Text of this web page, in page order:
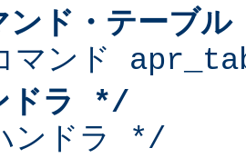
ド・テーブ
マンド
ドラ */
ドラ */